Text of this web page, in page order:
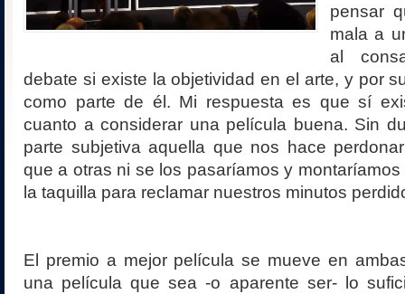
pensar
mala a
al
debate si existe la objetividad en el arte, y por
como parte de él. Mi respuesta es que sí
cuanto a considerar una película buena. Sin
parte subjetiva aquella que nos hace
que a otras ni se los pasaríamos y
la taquilla para reclamar nuestros minutos
El premio a mejor película se mueve en
una película que sea -o aparente ser- lo